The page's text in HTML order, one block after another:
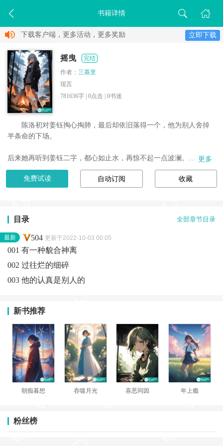
书籍详情
下载客户端，更多活动，更多奖励 立即下载
摇曳
完结
作者： 三慕里
现言
781636字 | 0点击 | 0书迷
陈洛初对姜钰掏心掏肺，最后却依旧落得一个，他为别人舍掉
半条命的下场。
后来她再听到姜钰二字，都心如止水，再惊不起一点波澜。 更多
免费试读 自动订阅 收藏
目录 全部章节目录
最新 504 更新于2022-10-03 00:05
001 有一种貌合神离
002 过往烂的细碎
003 他的认真是别人的
新书推荐
朝痴暮想 吞噬月光 喜恶同因 年上瘾
粉丝榜